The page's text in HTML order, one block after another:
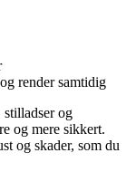
render samtidig
stilladser og
og mere sikkert.
og skader, som du